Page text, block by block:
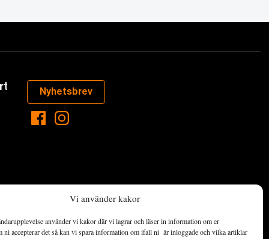
Vi använder kakor
använder vi kakor där vi lagrar och läser in information om er
ni accepterar det så kan vi spara information om ifall ni är inloggade och vilka artiklar
Nyhetsbrev
som händer